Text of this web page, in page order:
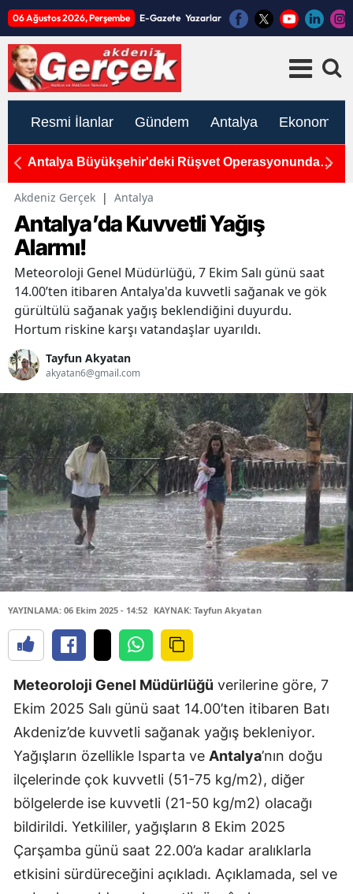
06 Ağustos 2026, Perşembe E-Gazete Yazarlar
Resmi İlanlar Gündem Antalya Ekonomi
Antalya Büyükşehir'deki Rüşvet Operasyonunda
Akdeniz Gerçek | Antalya
Antalya’da Kuvvetli Yağış
Alarmı!
Meteoroloji Genel Müdürlüğü, 7 Ekim Salı günü saat
14.00’ten itibaren Antalya'da kuvvetli sağanak ve gök
gürültülü sağanak yağış beklendiğini duyurdu.
Hortum riskine karşı vatandaşlar uyarıldı.
Tayfun Akyatan
akyatan6@gmail.com
YAYINLAMA: 06 Ekim 2025 - 14:52 KAYNAK: Tayfun Akyatan
Meteoroloji Genel Müdürlüğü verilerine göre, 7
Ekim 2025 Salı günü saat 14.00’ten itibaren Batı
Akdeniz’de kuvvetli sağanak yağış bekleniyor.
Yağışların özellikle Isparta ve Antalya’nın doğu
ilçelerinde çok kuvvetli (51-75 kg/m2), diğer
bölgelerde ise kuvvetli (21-50 kg/m2) olacağı
bildirildi. Yetkililer, yağışların 8 Ekim 2025
Çarşamba günü saat 22.00’a kadar aralıklarla
etkisini sürdüreceğini açıkladı. Açıklamada, sel ve